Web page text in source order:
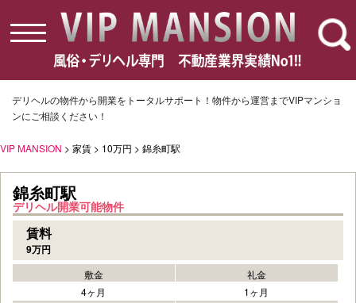
toggle
navigation
デリヘルの物件から開業をトータルサポート！物件から運営までVIPマンショ
ンにご相談ください！
VIP MANSION > 家賃 > 10万円 > 錦糸町駅
錦糸町駅
デリヘル開業可能物件
賃料
9万円
敷金
4ヶ月
礼金
1ヶ月